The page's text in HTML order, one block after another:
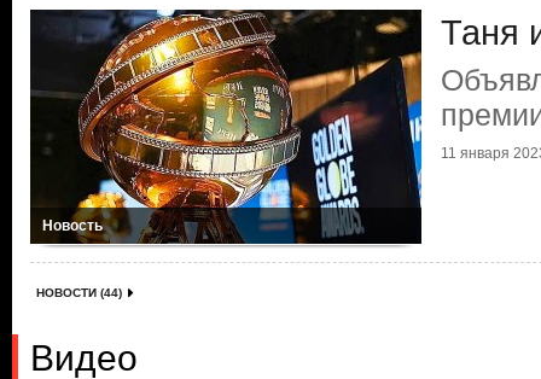
Новость
Таня
11 января
НОВОСТИ (44)
Видео